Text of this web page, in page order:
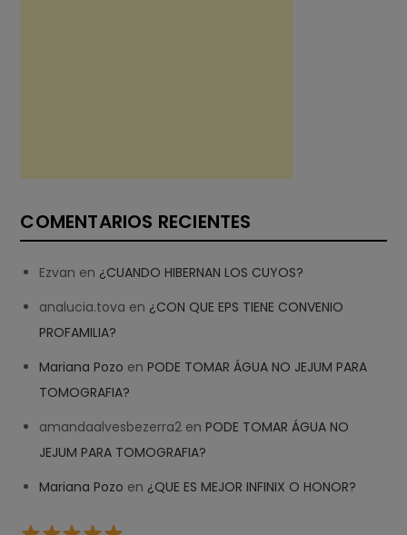
COMENTARIOS RECIENTES
Ezvan en ¿CUANDO HIBERNAN LOS CUYOS?
analucia.tova en ¿CON QUE EPS TIENE CONVENIO
PROFAMILIA?
Mariana Pozo enPODE TOMAR ÁGUA NO JEJUM PARA
TOMOGRAFIA?
amandaalvesbezerra2 enPODE TOMAR ÁGUA NO
JEJUM PARA TOMOGRAFIA?
Mariana Pozo en ¿QUE ES MEJOR INFINIX O HONOR?